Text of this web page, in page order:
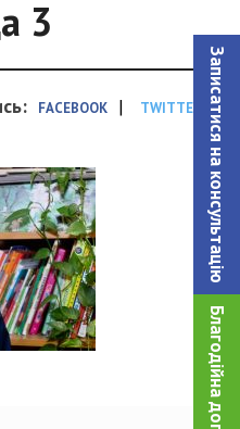
Записатися на консультацiю
3
FACEBOOK | TWITTER